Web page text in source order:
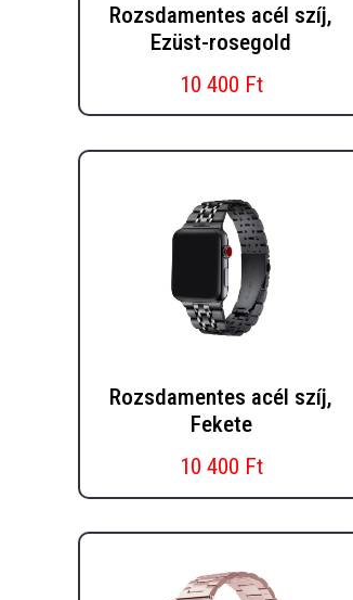
Rozsdamentes acél szíj,
Ezüst-rosegold
10 400 Ft
Rozsdamentes acél szíj,
Fekete
10 400 Ft